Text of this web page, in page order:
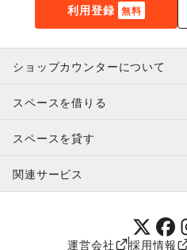
利用登録 無料
ショップカウンターについて
利用規約・ガイドライン
特定商取引法に基づく表示
補償プログラム
スペースを借りる
スペースを借りたい人へ
ユーザー利用規約
提携パートナー
スペースを貸す
スペースを貸したい方へ
オーナー利用規約
関連サービス
SHOPCOUNTER MAGAZINE
運営会社 採用情報